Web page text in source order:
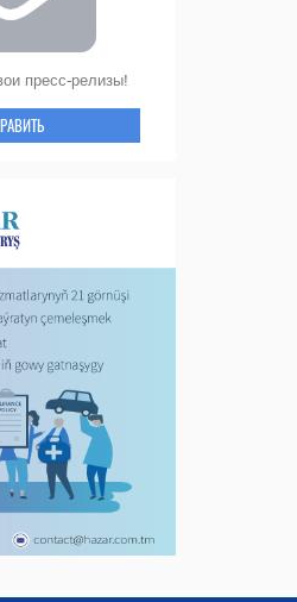
пресс-релизы!